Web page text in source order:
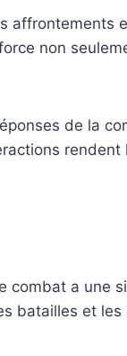
affrontements
non
de la
rendent
combat a une
batailles et